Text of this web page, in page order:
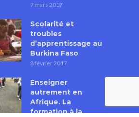
7 mars 2017
Scolarité et
troubles
d’apprentissage au
Burkina Faso
8 février 2017
Enseigner
autrement en
Afrique. La
formation à la